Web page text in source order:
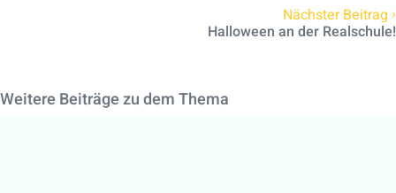
Nächster Beitrag ›
Halloween an der Realschule!
Weitere Beiträge zu dem Thema